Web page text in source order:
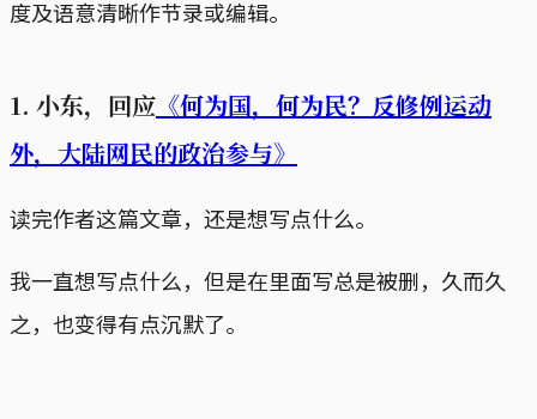
度及语意清晰作节录或编辑。
1. 小东，回应 《何为国，何为民？反修例运动
外，大陆网民的政治参与》
读完作者这篇文章，还是想写点什么。
我一直想写点什么，但是在里面写总是被删，久而久
之，也变得有点沉默了。